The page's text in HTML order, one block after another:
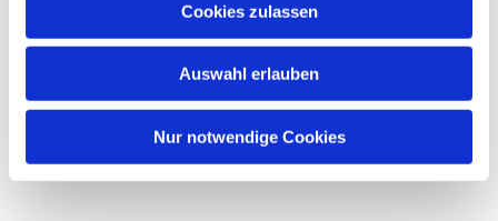
Cookies zulassen
Auswahl erlauben
Nur notwendige Cookies